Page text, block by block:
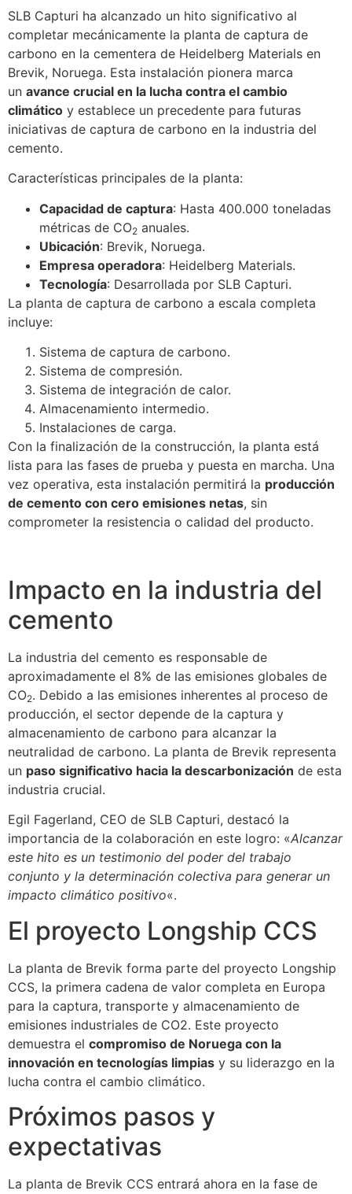
SLB Capturi ha alcanzado un hito significativo al
completar mecánicamente la planta de captura de
carbono en la cementera de Heidelberg Materials en
Brevik, Noruega. Esta instalación pionera marca
un avance crucial en la lucha contra el cambio
climático y establece un precedente para futuras
iniciativas de captura de carbono en la industria del
cemento.
Características principales de la planta:
Capacidad de captura: Hasta 400.000 toneladas
métricas de CO2 anuales.
Ubicación: Brevik, Noruega.
Empresa operadora: Heidelberg Materials.
Tecnología: Desarrollada por SLB Capturi.
La planta de captura de carbono a escala completa
incluye:
Sistema de captura de carbono.
Sistema de compresión.
Sistema de integración de calor.
Almacenamiento intermedio.
Instalaciones de carga.
Con la finalización de la construcción, la planta está
lista para las fases de prueba y puesta en marcha. Una
vez operativa, esta instalación permitirá la producción
de cemento con cero emisiones netas, sin
comprometer la resistencia o calidad del producto.
Impacto en la industria del
cemento
La industria del cemento es responsable de
aproximadamente el 8% de las emisiones globales de
CO2. Debido a las emisiones inherentes al proceso de
producción, el sector depende de la captura y
almacenamiento de carbono para alcanzar la
neutralidad de carbono. La planta de Brevik representa
un paso significativo hacia la descarbonización de esta
industria crucial.
Egil Fagerland, CEO de SLB Capturi, destacó la
importancia de la colaboración en este logro: «Alcanzar
este hito es un testimonio del poder del trabajo
conjunto y la determinación colectiva para generar un
impacto climático positivo«.
El proyecto Longship CCS
La planta de Brevik forma parte del proyecto Longship
CCS, la primera cadena de valor completa en Europa
para la captura, transporte y almacenamiento de
emisiones industriales de CO2. Este proyecto
demuestra el compromiso de Noruega con la
innovación en tecnologías limpias y su liderazgo en la
lucha contra el cambio climático.
Próximos pasos y
expectativas
La planta de Brevik CCS entrará ahora en la fase de